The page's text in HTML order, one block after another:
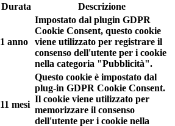
Durata Descrizione
1 anno
Impostato dal plugin GDPR
Cookie Consent, questo cookie
viene utilizzato per registrare il
consenso dell'utente per i cookie
nella categoria "Pubblicità".
11 mesi
Questo cookie è impostato dal
plug-in GDPR Cookie Consent.
Il cookie viene utilizzato per
memorizzare il consenso
dell'utente per i cookie nella